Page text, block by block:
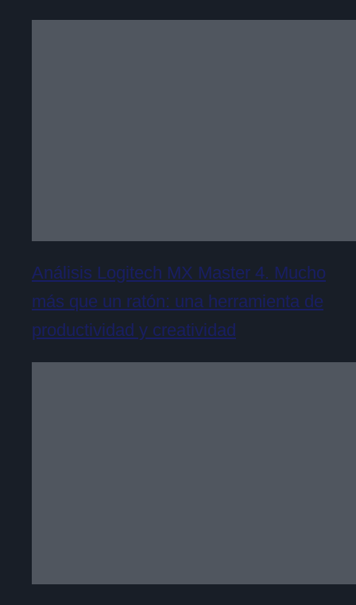
Análisis Logitech MX Master 4. Mucho
más que un ratón: una herramienta de
productividad y creatividad